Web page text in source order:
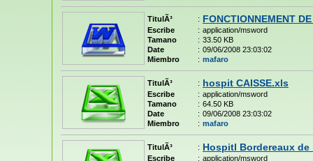
TitulÃ³ : FONCTIONNEMENT
Escribe : application/msword
Tamano
: 33.50 KB
Date
: 09/06/2008 23:03:02
Miembro
: mafaro
TitulÃ³ : hospit CAISSE.xls
Escribe : application/msword
Tamano
: 64.50 KB
Date
: 09/06/2008 23:03:02
Miembro
: mafaro
TitulÃ³ : Hospitl Bordereaux de
Escribe : application/msword